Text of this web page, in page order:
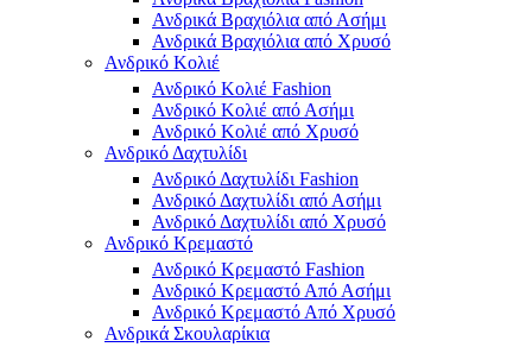
Ανδρικά Βραχιόλια από Ασήμι
Ανδρικά Βραχιόλια από Χρυσό
Ανδρικό Κολιέ
Ανδρικό Κολιέ Fashion
Ανδρικό Κολιέ από Ασήμι
Ανδρικό Κολιέ από Χρυσό
Ανδρικό Δαχτυλίδι
Ανδρικό Δαχτυλίδι Fashion
Ανδρικό Δαχτυλίδι από Ασήμι
Ανδρικό Δαχτυλίδι από Χρυσό
Ανδρικό Κρεμαστό
Ανδρικό Κρεμαστό Fashion
Ανδρικό Κρεμαστό Από Ασήμι
Ανδρικό Κρεμαστό Από Χρυσό
Ανδρικά Σκουλαρίκια